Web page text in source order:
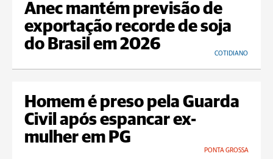
Anec mantém previsão de
exportação recorde de soja
do Brasil em 2026
COTIDIANO
Homem é preso pela Guarda
Civil após espancar ex-
mulher em PG
PONTA GROSSA